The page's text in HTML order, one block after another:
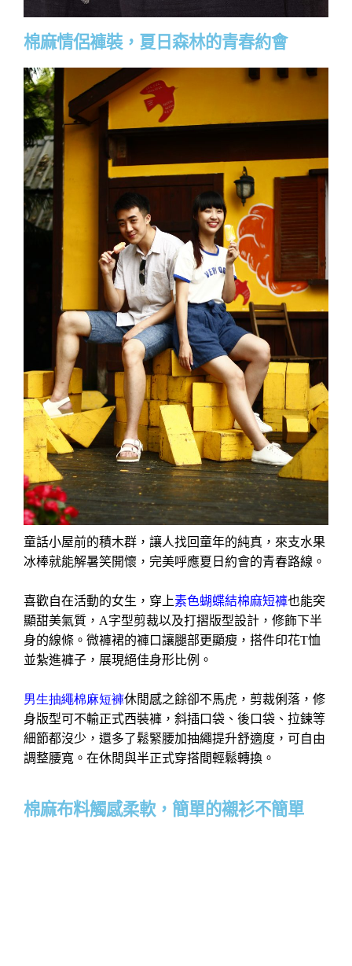
棉麻情侶褲裝，夏日森林的青春約會
童話小屋前的積木群，讓人找回童年的純真，來支水果
冰棒就能解暑笑開懷，完美呼應夏日約會的青春路線。
喜歡自在活動的女生，穿上素色蝴蝶結棉麻短褲也能突
顯甜美氣質， A字型剪裁以及打摺版型設計，修飾下半
身的線條。微褲裙的褲口讓腿部更顯瘦，搭件印花T恤
並紮進褲子，展現絕佳身形比例。
男生抽繩棉麻短褲休閒感之餘卻不馬虎，剪裁俐落，修
身版型可不輸正式西裝褲，斜插口袋、後口袋、拉鍊等
細節都沒少，還多了鬆緊腰加抽繩提升舒適度，可自由
調整腰寬。在休閒與半正式穿搭間輕鬆轉換。
棉麻布料觸感柔軟，簡單的襯衫不簡單